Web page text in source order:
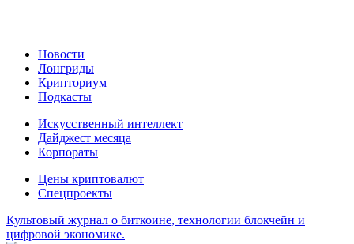
Новости
Лонгриды
Крипториум
Подкасты
Искусственный интеллект
Дайджест месяца
Корпораты
Цены криптовалют
Спецпроекты
Культовый журнал о биткоине, технологии блокчейн и
цифровой экономике.